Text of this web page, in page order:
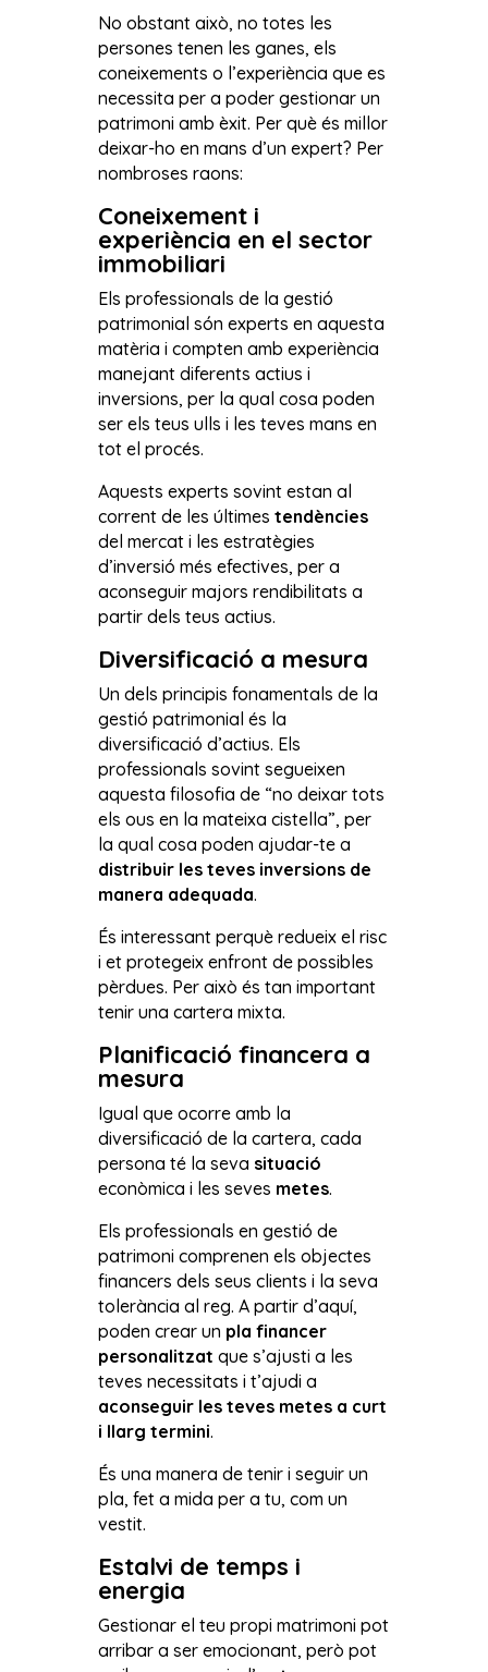
No obstant això, no totes les
persones tenen les ganes, els
coneixements o l’experiència que es
necessita per a poder gestionar un
patrimoni amb èxit. Per què és millor
deixar-ho en mans d’un expert? Per
nombroses raons:
Coneixement i
experiència en el sector
immobiliari
Els professionals de la gestió
patrimonial són experts en aquesta
matèria i compten amb experiència
manejant diferents actius i
inversions, per la qual cosa poden
ser els teus ulls i les teves mans en
tot el procés.
Aquests experts sovint estan al
corrent de les últimes tendències
del mercat i les estratègies
d’inversió més efectives, per a
aconseguir majors rendibilitats a
partir dels teus actius.
Diversificació a mesura
Un dels principis fonamentals de la
gestió patrimonial és la
diversificació d’actius. Els
professionals sovint segueixen
aquesta filosofia de “no deixar tots
els ous en la mateixa cistella”, per
la qual cosa poden ajudar-te a
distribuir les teves inversions de
manera adequada.
És interessant perquè redueix el risc
i et protegeix enfront de possibles
pèrdues. Per això és tan important
tenir una cartera mixta.
Planificació financera a
mesura
Igual que ocorre amb la
diversificació de la cartera, cada
persona té la seva situació
econòmica i les seves metes.
Els professionals en gestió de
patrimoni comprenen els objectes
financers dels seus clients i la seva
tolerància al reg. A partir d’aquí,
poden crear un pla financer
personalitzat que s’ajusti a les
teves necessitats i t’ajudi a
aconseguir les teves metes a curt
i llarg termini.
És una manera de tenir i seguir un
pla, fet a mida per a tu, com un
vestit.
Estalvi de temps i
energia
Gestionar el teu propi matrimoni pot
arribar a ser emocionant, però pot